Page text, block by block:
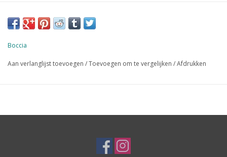
Boccia
Aan verlanglijst toevoegen /Toevoegen om te vergelijken /Afdrukken